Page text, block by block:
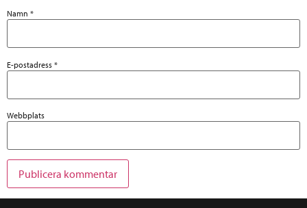
Namn *
E-postadress *
Webbplats